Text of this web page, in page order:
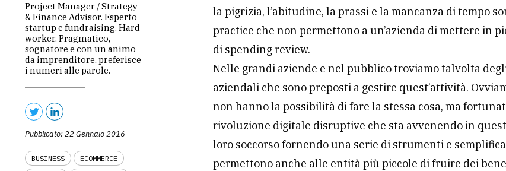
Project Manager / Strategy
& Finance Advisor. Esperto
startup e fundraising. Hard
worker. Pragmatico,
sognatore e con un animo
da imprenditore, preferisce
i numeri alle parole.
Pubblicato: 22 Gennaio 2016
BUSINESS
ECOMMERCE
la pigrizia, l’abitudine, la prassi e la mancanza di tempo
practice che non permettono a un’azienda di mettere in
di spending review.
Nelle grandi aziende e nel pubblico troviamo talvolta
aziendali che sono preposti a gestire quest’attività.
non hanno la possibilità di fare la stessa cosa, ma
rivoluzione digitale disruptive che sta avvenendo in
loro soccorso fornendo una serie di strumenti e
permettono anche alle entità più piccole di fruire dei